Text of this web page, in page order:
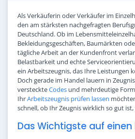
Als Verkäuferin oder Verkäufer im
den am stärksten nachgefragten
Deutschland. Ob im
Bekleidungsgeschäften, Baumärkten
tägliche Arbeit an der Kundenfront
Belastbarkeit und echte
ein Arbeitszeugnis, das Ihre Leistungen
Doch gerade im Handel lauern in
versteckteCodes und mehrdeutige
IhrArbeitszeugnis prüfen lassen
schnell, ob Ihr Zeugnis wirklich so gut
Das Wichtigste auf einen